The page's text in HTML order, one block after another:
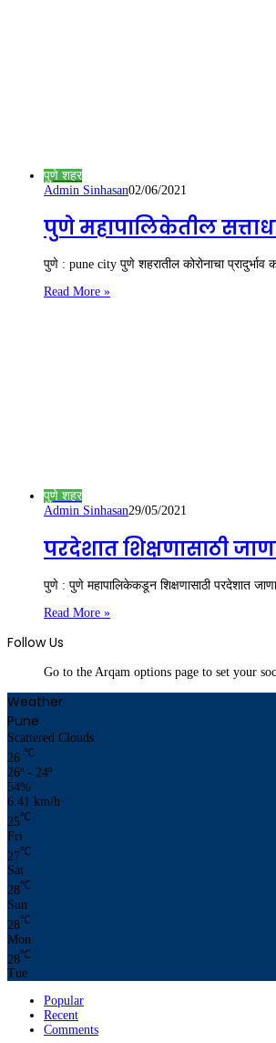
पुणे शहर
Admin Sinhasan02/06/2021
पुणे महापालिकेतील
पुणे : pune city पुणे शहरातील कोरोनाचा प्रादुर्भाव
Read More »
पुणे शहर
Admin Sinhasan29/05/2021
परदेशात शिक्षणासाठी
पुणे : पुणे महापालिकेकडून शिक्षणासाठी परदेशात
Read More »
Follow Us
Go to the Arqam options page to set your
Weather
Pune
Scattered Clouds
26 ℃
26º - 24º
54%
6.41 km/h
25℃
Fri
27℃
Sat
28℃
Sun
28℃
Mon
28℃
Tue
Popular
Recent
Comments